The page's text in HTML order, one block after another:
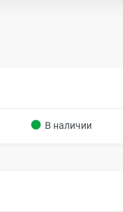
В наличии